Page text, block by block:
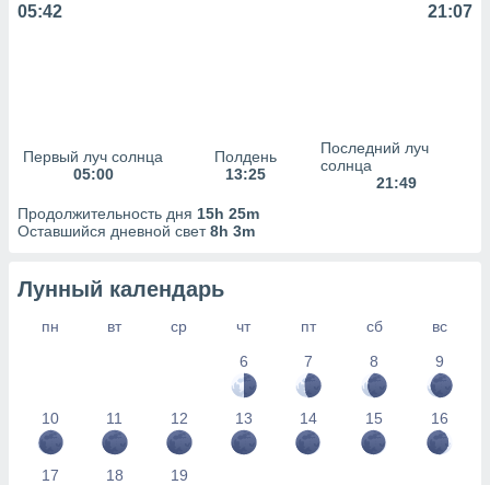
05:42 21:07
Первый луч солнца
05:00
Полдень
13:25
Последний луч
солнца
21:49
Продолжительность дня 15h 25m
Оставшийся дневной свет8h 3m
Лунный календарь
пн вт ср чт пт сб
вс
6
7 8 9
10 11 12 13 14 15 16
17 18 19